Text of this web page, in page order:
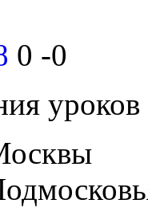
0 -0
уроков